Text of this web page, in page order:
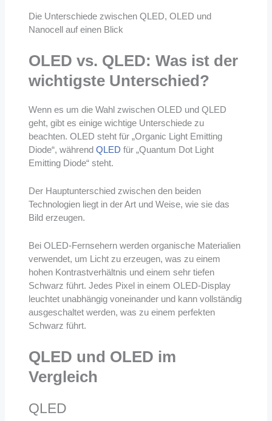
Die Unterschiede zwischen QLED, OLED und
Nanocell auf einen Blick
OLED vs. QLED: Was ist der
wichtigste Unterschied?
Wenn es um die Wahl zwischen OLED und QLED
geht, gibt es einige wichtige Unterschiede zu
beachten. OLED steht für „Organic Light Emitting
Diode“, während QLED für „Quantum Dot Light
Emitting Diode“ steht.
Der Hauptunterschied zwischen den beiden
Technologien liegt in der Art und Weise, wie sie das
Bild erzeugen.
Bei OLED-Fernsehern werden organische Materialien
verwendet, um Licht zu erzeugen, was zu einem
hohen Kontrastverhältnis und einem sehr tiefen
Schwarz führt. Jedes Pixel in einem OLED-Display
leuchtet unabhängig voneinander und kann vollständig
ausgeschaltet werden, was zu einem perfekten
Schwarz führt.
QLED und OLED im
Vergleich
QLED